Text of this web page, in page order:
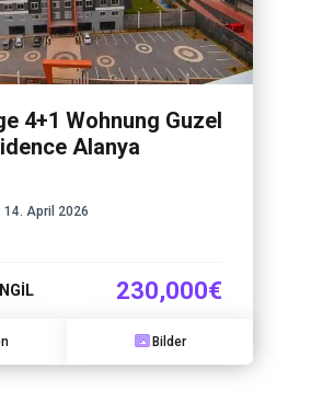
4+1 Wohnung Guzel
Alanya
14. April 2026
230,000€
Bilder